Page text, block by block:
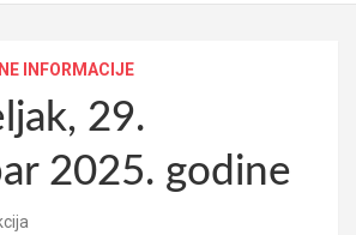
INFORMACIJE
29.
2025. godine